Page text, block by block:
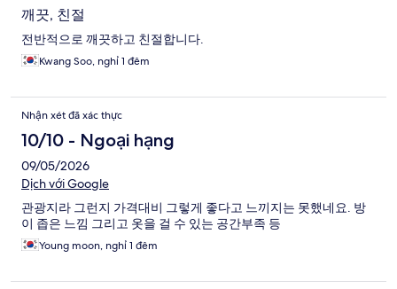
깨끗, 친절
전반적으로 깨끗하고 친절합니다.
Kwang Soo, nghỉ 1 đêm
Nhận xét đã xác thực
10/10 - Ngoại hạng
09/05/2026
Dịch với Google
관광지라 그런지 가격대비 그렇게 좋다고 느끼지는 못했네요. 방
이 좁은 느낌 그리고 옷을 걸 수 있는 공간부족 등
Young moon, nghỉ 1 đêm